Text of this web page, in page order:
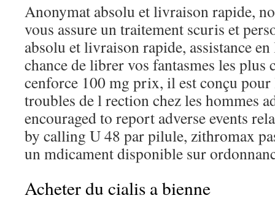
Anonymat absolu et livraison rapide,
vous assure un traitement scuris et
absolu et livraison rapide, assistance
chance de librer vos fantasmes les plus
cenforce 100 mg prix, il est conçu pour
troubles de l rection chez les hommes
encouraged to report adverse events
by calling U 48 par pilule, zithromax
un mdicament disponible sur
Acheter du cialis a bienne